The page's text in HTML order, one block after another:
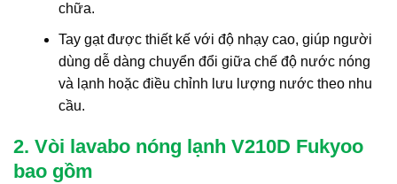
chữa.
Tay gạt được thiết kế với độ nhạy cao, giúp người
dùng dễ dàng chuyển đổi giữa chế độ nước nóng
và lạnh hoặc điều chỉnh lưu lượng nước theo nhu
cầu.
2. Vòi lavabo nóng lạnh V210D Fukyoo
bao gồm